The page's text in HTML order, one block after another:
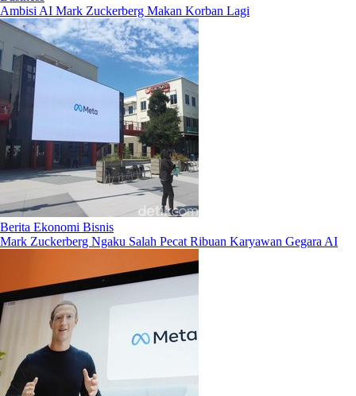
Ambisi AI Mark Zuckerberg Makan Korban Lagi
Berita Ekonomi Bisnis
Mark Zuckerberg Ngaku Salah Pecat Ribuan Karyawan Gegara AI